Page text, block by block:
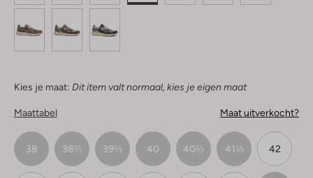
Kies je maat: Dit item valt normaal, kies je eigen maat
Maattabel Maat uitverkocht?
38 38⅔ 39⅓ 40 40⅔ 41⅓ 42